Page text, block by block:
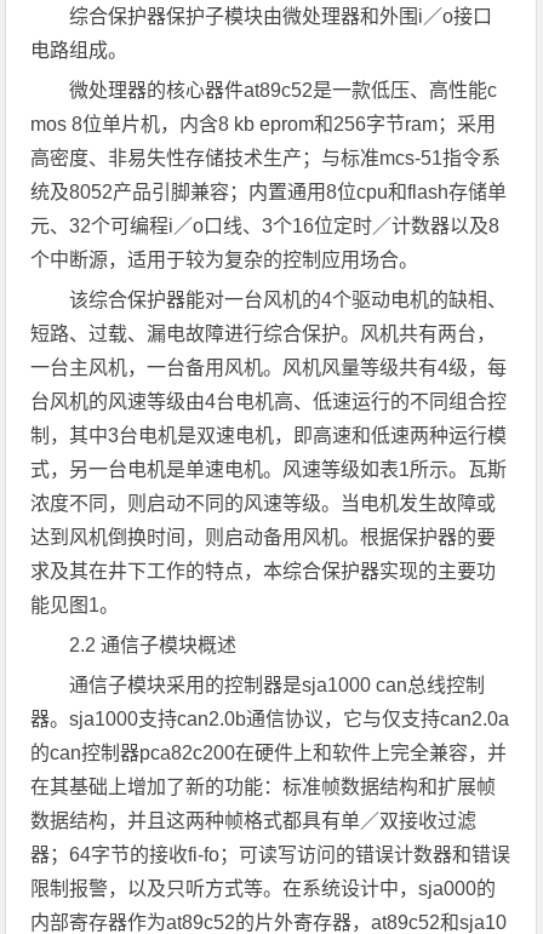
综合保护器保护子模块由微处理器和外围i／o接口
电路组成。
微处理器的核心器件at89c52是一款低压、高性能c
mos 8位单片机，内含8 kb eprom和256字节ram；采用
高密度、非易失性存储技术生产；与标准mcs-51指令系
统及8052产品引脚兼容；内置通用8位cpu和flash存储单
元、32个可编程i／o口线、3个16位定时／计数器以及8
个中断源，适用于较为复杂的控制应用场合。
该综合保护器能对一台风机的4个驱动电机的缺相、
短路、过载、漏电故障进行综合保护。风机共有两台，
一台主风机，一台备用风机。风机风量等级共有4级，每
台风机的风速等级由4台电机高、低速运行的不同组合控
制，其中3台电机是双速电机，即高速和低速两种运行模
式，另一台电机是单速电机。风速等级如表1所示。瓦斯
浓度不同，则启动不同的风速等级。当电机发生故障或
达到风机倒换时间，则启动备用风机。根据保护器的要
求及其在井下工作的特点，本综合保护器实现的主要功
能见图1。
2.2 通信子模块概述
通信子模块采用的控制器是sja1000 can总线控制
器。sja1000支持can2.0b通信协议，它与仅支持can2.0a
的can控制器pca82c200在硬件上和软件上完全兼容，并
在其基础上增加了新的功能：标准帧数据结构和扩展帧
数据结构，并且这两种帧格式都具有单／双接收过滤
器；64字节的接收fi-fo；可读写访问的错误计数器和错误
限制报警，以及只听方式等。在系统设计中，sja000的
内部寄存器作为at89c52的片外寄存器，at89c52和sja10